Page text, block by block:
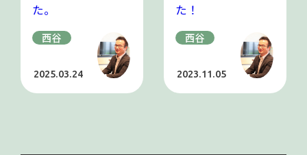
た。
西谷
2025.03.24
た！
西谷
2023.11.05